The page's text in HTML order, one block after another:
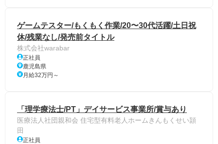
ゲームテスター/もくもく作業/20〜30代活躍/土日祝
休/残業なし/発売前タイトル
株式会社warabar
正社員
鹿児島県
月給32万円～
「理学療法士/PT」デイサービス事業所/賞与あり
医療法人社団親和会 住宅型有料老人ホームきんもくせい頴
田
正社員